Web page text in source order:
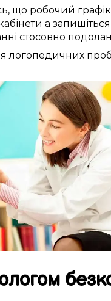
, що робочий графік
а запишіться
стосовно
логопедичних